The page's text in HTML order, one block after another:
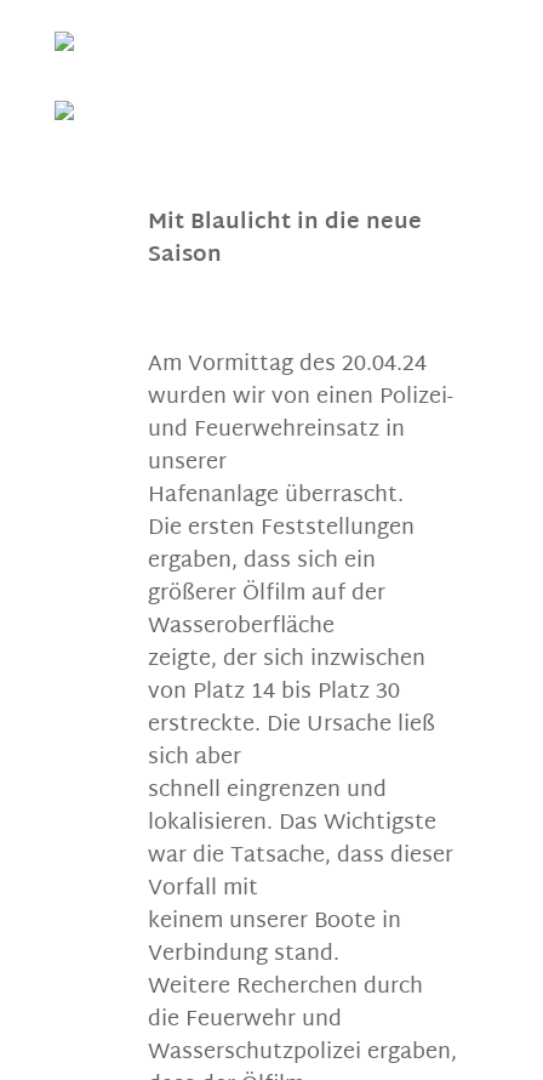
Mit Blaulicht in die neue
Saison
Am Vormittag des 20.04.24
wurden wir von einen Polizei-
und Feuerwehreinsatz in
unserer
Hafenanlage überrascht.
Die ersten Feststellungen
ergaben, dass sich ein
größerer Ölfilm auf der
Wasseroberfläche
zeigte, der sich inzwischen
von Platz 14 bis Platz 30
erstreckte. Die Ursache ließ
sich aber
schnell eingrenzen und
lokalisieren. Das Wichtigste
war die Tatsache, dass dieser
Vorfall mit
keinem unserer Boote in
Verbindung stand.
Weitere Recherchen durch
die Feuerwehr und
Wasserschutzpolizei ergaben,